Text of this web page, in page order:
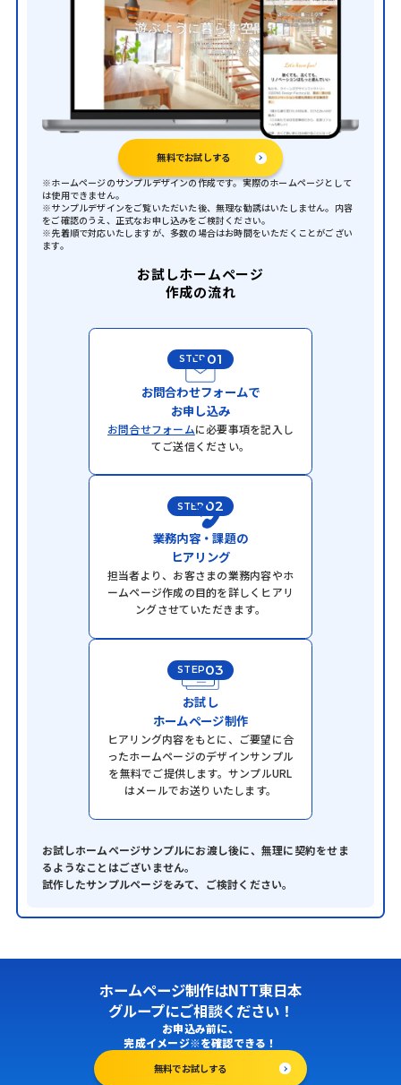
無料でお試しする
※ホームページのサンプルデザインの作成です。実際のホームページとして
は使用できません。
※サンプルデザインをご覧いただいた後、無理な勧誘はいたしません。内容
をご確認のうえ、正式なお申し込みをご検討ください。
※先着順で対応いたしますが、多数の場合はお時間をいただくことがござい
ます。
お試しホームページ
作成の流れ
STEP 01
お問合わせフォームで
お申し込み
お問合せフォームに必要事項を記入し
てご送信ください。
STEP 02
業務内容・課題の
ヒアリング
担当者より、お客さまの業務内容やホ
ームページ作成の目的を詳しくヒアリ
ングさせていただきます。
STEP03
お試し
ホームページ制作
ヒアリング内容をもとに、ご要望に合
ったホームページのデザインサンプル
を無料でご提供します。サンプルURL
はメールでお送りいたします。
お試しホームページサンプルにお渡し後に、無理に契約をせま
るようなことはございません。
試作したサンプルページをみて、ご検討ください。
ホームページ制作はNTT東日本
グループにご相談ください！
お申込み前に、
完成イメージ※を確認できる！
無料でお試しする